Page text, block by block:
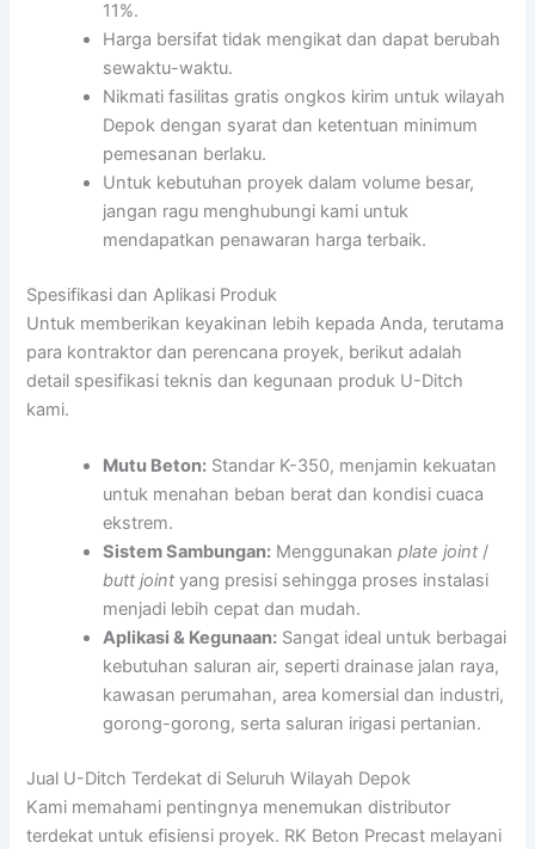
11%.
Harga bersifat tidak mengikat dan dapat berubah
sewaktu-waktu.
Nikmati fasilitas gratis ongkos kirim untuk wilayah
Depok dengan syarat dan ketentuan minimum
pemesanan berlaku.
Untuk kebutuhan proyek dalam volume besar,
jangan ragu menghubungi kami untuk
mendapatkan penawaran harga terbaik.
Spesifikasi dan Aplikasi Produk
Untuk memberikan keyakinan lebih kepada Anda, terutama
para kontraktor dan perencana proyek, berikut adalah
detail spesifikasi teknis dan kegunaan produk U-Ditch
kami.
Mutu Beton: Standar K-350, menjamin kekuatan
untuk menahan beban berat dan kondisi cuaca
ekstrem.
Sistem Sambungan: Menggunakanplate joint /
butt joint yang presisi sehingga proses instalasi
menjadi lebih cepat dan mudah.
Aplikasi & Kegunaan: Sangat ideal untuk berbagai
kebutuhan saluran air, seperti drainase jalan raya,
kawasan perumahan, area komersial dan industri,
gorong-gorong, serta saluran irigasi pertanian.
Jual U-Ditch Terdekat di Seluruh Wilayah Depok
Kami memahami pentingnya menemukan distributor
terdekat untuk efisiensi proyek. RK Beton Precast melayani